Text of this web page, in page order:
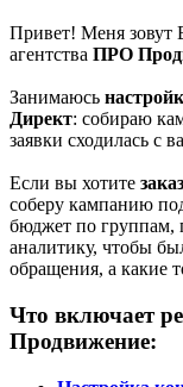
Привет! Меня зовут
агентства ПРО
Занимаюсь
Директ: собираю
заявки сходилась с
Если вы хотите
соберу кампанию
бюджет по группам,
аналитику, чтобы
обращения, а какие
Что включает
Продвижение: